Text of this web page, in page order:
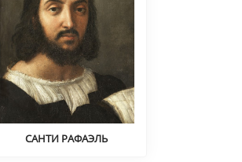
САНТИ РАФАЭЛЬ